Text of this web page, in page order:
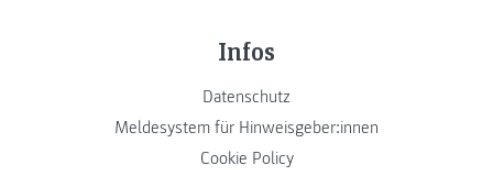
Infos
Datenschutz
Meldesystem für Hinweisgeber:innen
Cookie Policy